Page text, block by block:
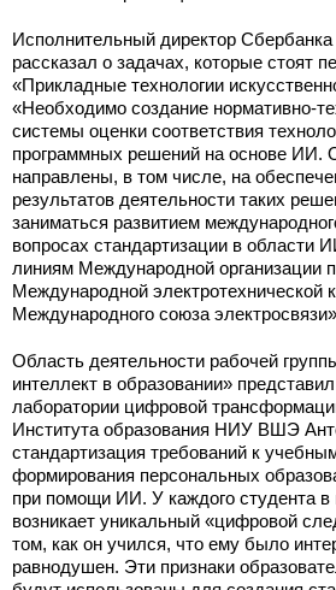
Исполнительный директор
рассказал о задачах, которые стоят
«Прикладные технологии
«Необходимо создание нормативно-
системы оценки соответствия
программных решений на основе ИИ.
направлены, в том числе, на
результатов деятельности таких
заниматься развитием
вопросах стандартизации в области
линиям Международной организации
Международной электротехнической
Международного союза
Область деятельности рабочей
интеллект в образовании»
лаборатории цифровой
Института образования НИУ ВШЭ
стандартизация требований к
формирования персональных
при помощи ИИ. У каждого студента в
возникает уникальный «цифровой
том, как он учился, что ему было
равнодушен. Эти признаки